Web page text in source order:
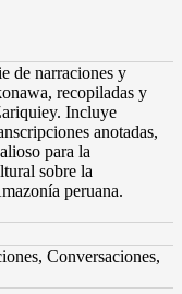
de narraciones y
recopiladas y
Incluye
anotadas,
para la
sobre la
peruana.
Conversaciones,